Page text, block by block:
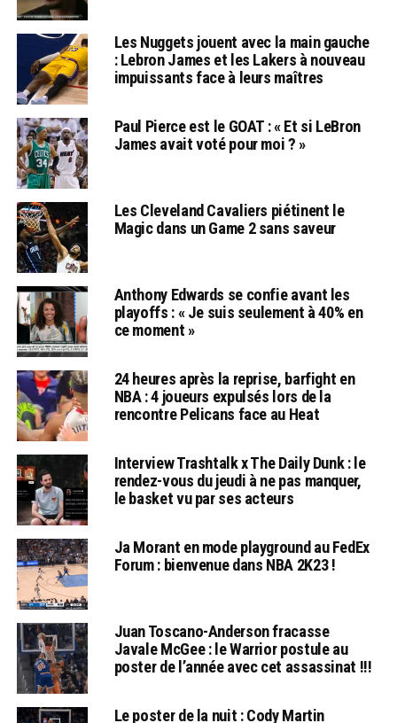
Les Nuggets jouent avec la main gauche
: Lebron James et les Lakers à nouveau
impuissants face à leurs maîtres
Paul Pierce est le GOAT : « Et si LeBron
James avait voté pour moi ? »
Les Cleveland Cavaliers piétinent le
Magic dans un Game 2 sans saveur
Anthony Edwards se confie avant les
playoffs : « Je suis seulement à 40% en
ce moment »
24 heures après la reprise, barfight en
NBA : 4 joueurs expulsés lors de la
rencontre Pelicans face au Heat
Interview Trashtalk x The Daily Dunk : le
rendez-vous du jeudi à ne pas manquer,
le basket vu par ses acteurs
Ja Morant en mode playground au FedEx
Forum : bienvenue dans NBA 2K23 !
Juan Toscano-Anderson fracasse
Javale McGee : le Warrior postule au
poster de l’année avec cet assassinat !!!
Le poster de la nuit : Cody Martin